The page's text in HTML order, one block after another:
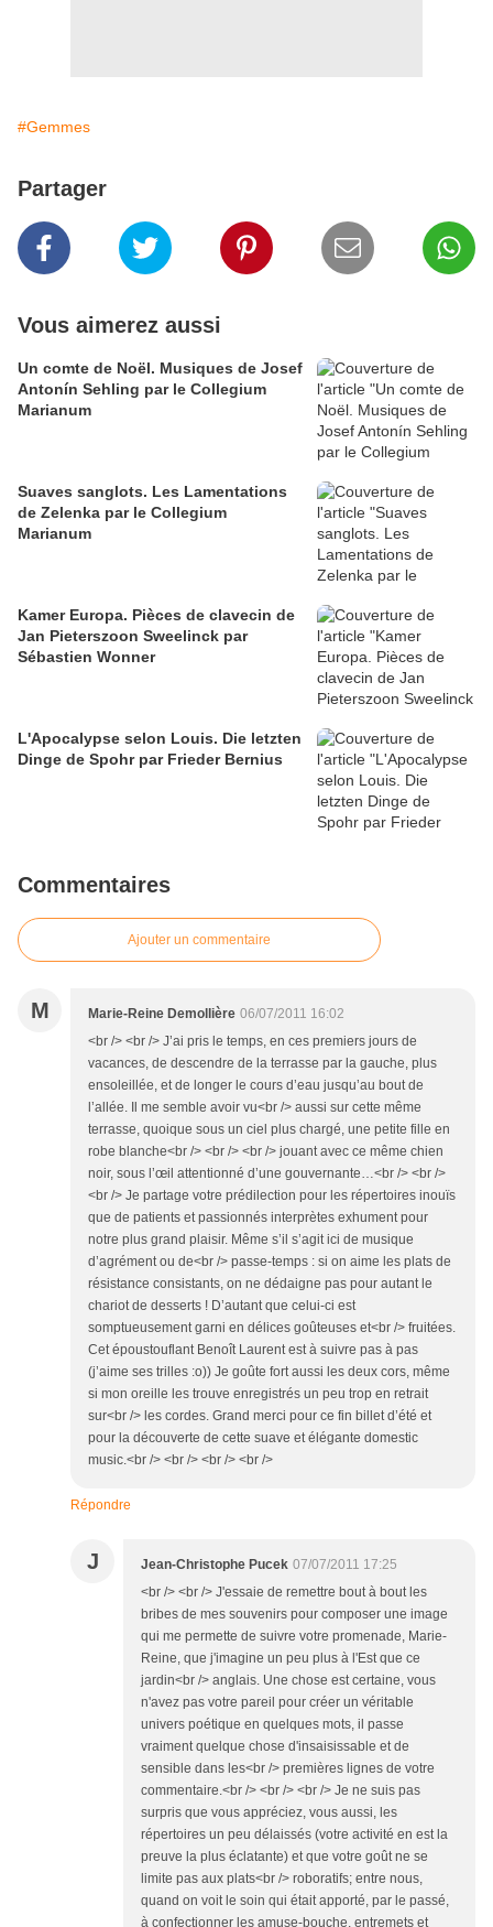
#Gemmes
Partager
Vous aimerez aussi
Un comte de Noël. Musiques de Josef
Antonín Sehling par le Collegium
Marianum
Suaves sanglots. Les Lamentations
de Zelenka par le Collegium
Marianum
Kamer Europa. Pièces de clavecin de
Jan Pieterszoon Sweelinck par
Sébastien Wonner
L'Apocalypse selon Louis. Die letzten
Dinge de Spohr par Frieder Bernius
Commentaires
Ajouter un commentaire
M Marie-Reine Demollière 06/07/2011 16:02
<br /> <br /> J’ai pris le temps, en ces premiers jours de
vacances, de descendre de la terrasse par la gauche, plus
ensoleillée, et de longer le cours d’eau jusqu’au bout de
l’allée. Il me semble avoir vu<br /> aussi sur cette même
terrasse, quoique sous un ciel plus chargé, une petite fille en
robe blanche<br /> <br /> <br /> jouant avec ce même chien
noir, sous l’œil attentionné d’une gouvernante…<br /> <br />
<br /> Je partage votre prédilection pour les répertoires inouïs
que de patients et passionnés interprètes exhument pour
notre plus grand plaisir. Même s’il s’agit ici de musique
d’agrément ou de<br /> passe-temps : si on aime les plats de
résistance consistants, on ne dédaigne pas pour autant le
chariot de desserts ! D’autant que celui-ci est
somptueusement garni en délices goûteuses et<br /> fruitées.
Cet époustouflant Benoît Laurent est à suivre pas à pas
(j’aime ses trilles :o)) Je goûte fort aussi les deux cors, même
si mon oreille les trouve enregistrés un peu trop en retrait
sur<br /> les cordes. Grand merci pour ce fin billet d’été et
pour la découverte de cette suave et élégante domestic
music.<br /> <br /> <br /> <br />
Répondre
J Jean-Christophe Pucek 07/07/2011 17:25
<br /> <br /> J'essaie de remettre bout à bout les
bribes de mes souvenirs pour composer une image
qui me permette de suivre votre promenade, Marie-
Reine, que j'imagine un peu plus à l'Est que ce
jardin<br /> anglais. Une chose est certaine, vous
n'avez pas votre pareil pour créer un véritable
univers poétique en quelques mots, il passe
vraiment quelque chose d'insaisissable et de
sensible dans les<br /> premières lignes de votre
commentaire.<br /> <br /> <br /> Je ne suis pas
surpris que vous appréciez, vous aussi, les
répertoires un peu délaissés (votre activité en est la
preuve la plus éclatante) et que votre goût ne se
limite pas aux plats<br /> roboratifs; entre nous,
quand on voit le soin qui était apporté, par le passé,
à confectionner les amuse-bouche, entremets et